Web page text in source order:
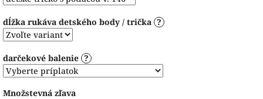
dĺžka rukáva detského body / trička ?
darčekové balenie ?
Množstevná zľava